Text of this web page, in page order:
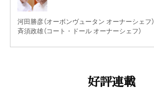
河田勝彦（オーボンヴュータン オーナーシェフ）
斉須政雄（コート・ドール オーナーシェフ）
好評連載